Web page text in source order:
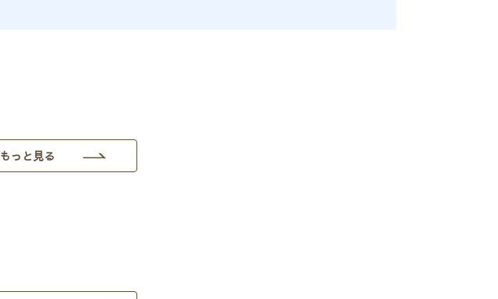
もっと見る